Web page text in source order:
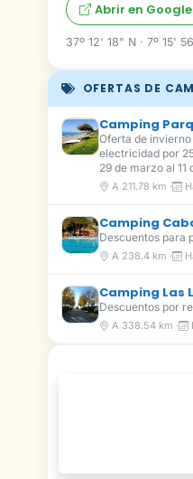
Abrir en
37º 12' 18" N · 7º 15'
OFERTAS DE
Camping
Oferta de
electricidad por
29 de marzo al 11
A 211.78 km ·
Camping
Descuentos para
A 238.4 km ·
Camping Las
Descuentos por
A 338.54 km ·